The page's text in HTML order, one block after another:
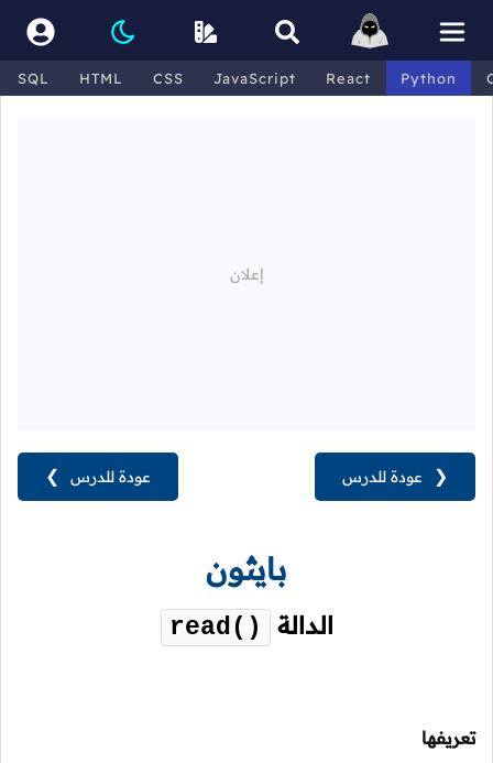
SQL HTML CSS JavaScript React Python
عودة للدرس ❯ ❮ عودة للدرس
بايثون
الدالة read()
تعريفها